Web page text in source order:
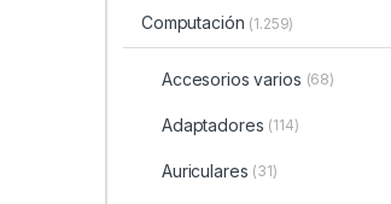
Computación (1.259)
Accesorios varios (68)
Adaptadores (114)
Auriculares (31)